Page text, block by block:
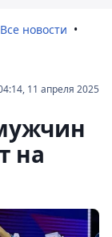
Все новости
11 апреля 2025
на